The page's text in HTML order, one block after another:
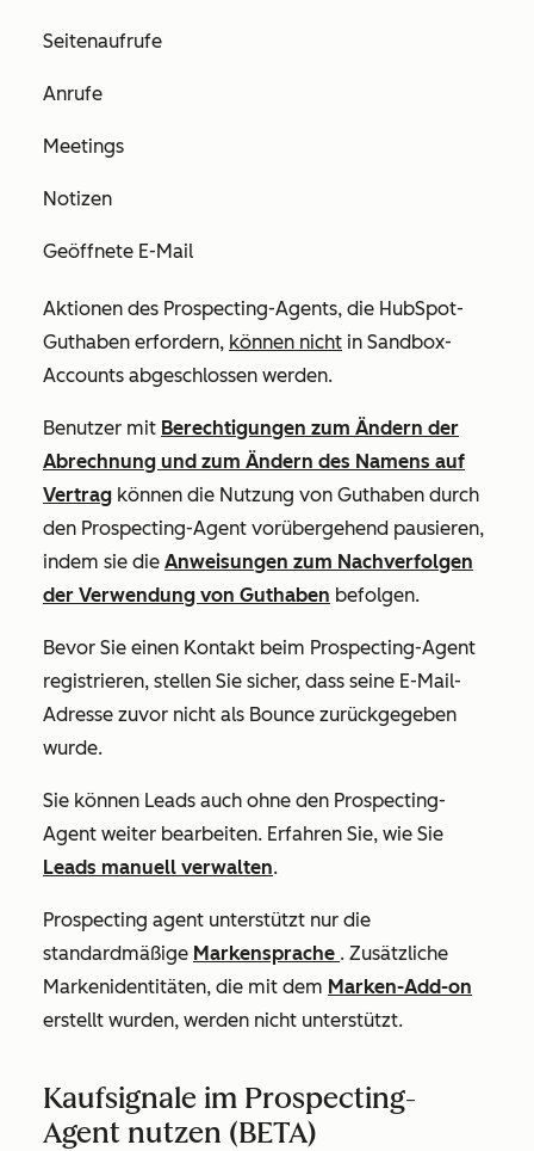
Seitenaufrufe
Anrufe
Meetings
Notizen
Geöffnete E-Mail
Aktionen des Prospecting-Agents, die HubSpot-
Guthaben erfordern, können nicht in Sandbox-
Accounts abgeschlossen werden.
Benutzer mit Berechtigungen zum Ändern der
Abrechnung und zum Ändern des Namens auf
Vertrag können die Nutzung von Guthaben durch
den Prospecting-Agent vorübergehend pausieren,
indem sie die Anweisungen zum Nachverfolgen
der Verwendung von Guthaben befolgen.
Bevor Sie einen Kontakt beim Prospecting-Agent
registrieren, stellen Sie sicher, dass seine E-Mail-
Adresse zuvor nicht als Bounce zurückgegeben
wurde.
Sie können Leads auch ohne den Prospecting-
Agent weiter bearbeiten. Erfahren Sie, wie Sie
Leads manuell verwalten.
Prospecting agent unterstützt nur die
standardmäßige Markensprache . Zusätzliche
Markenidentitäten, die mit dem Marken-Add-on
erstellt wurden, werden nicht unterstützt.
Kaufsignale im Prospecting-
Agent nutzen (BETA)